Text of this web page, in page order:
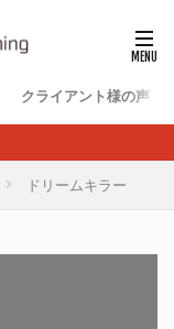
クライアント様の声
ドリームキラー